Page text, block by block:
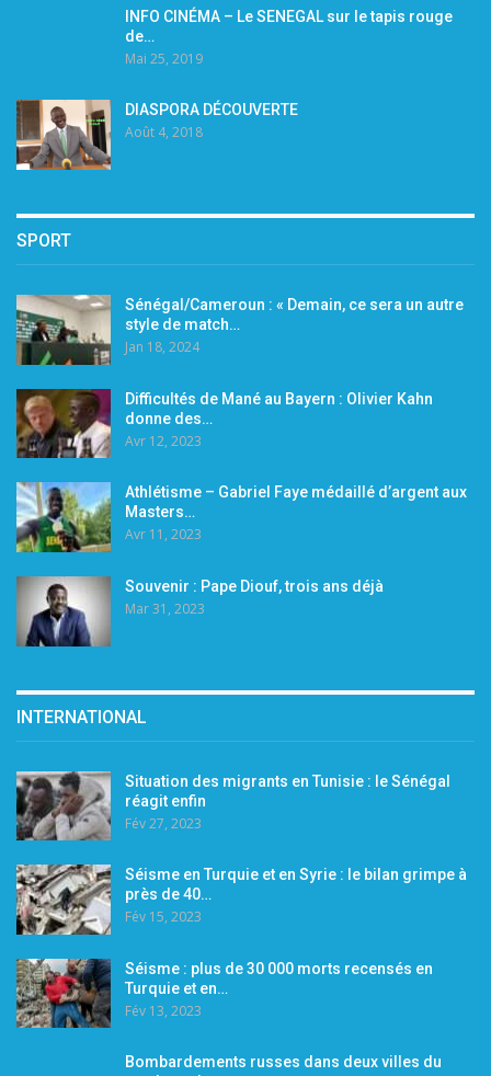
INFO CINÉMA – Le SENEGAL sur le tapis rouge
de…
Mai 25, 2019
DIASPORA DÉCOUVERTE
Août 4, 2018
SPORT
Sénégal/Cameroun : « Demain, ce sera un autre
style de match…
Jan 18, 2024
Difficultés de Mané au Bayern : Olivier Kahn
donne des…
Avr 12, 2023
Athlétisme – Gabriel Faye médaillé d’argent aux
Masters…
Avr 11, 2023
Souvenir : Pape Diouf, trois ans déjà
Mar 31, 2023
INTERNATIONAL
Situation des migrants en Tunisie : le Sénégal
réagit enfin
Fév 27, 2023
Séisme en Turquie et en Syrie : le bilan grimpe à
près de 40…
Fév 15, 2023
Séisme : plus de 30 000 morts recensés en
Turquie et en…
Fév 13, 2023
Bombardements russes dans deux villes du